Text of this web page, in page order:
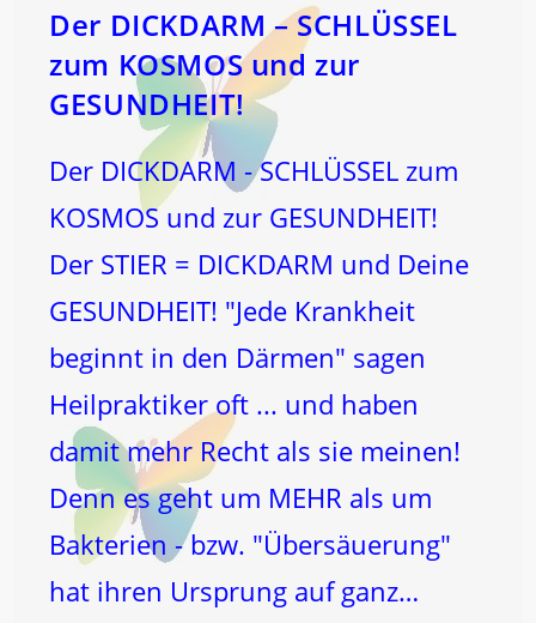
Der DICKDARM – SCHLÜSSEL
zum KOSMOS und zur
GESUNDHEIT!
Der DICKDARM - SCHLÜSSEL zum
KOSMOS und zur GESUNDHEIT!
Der STIER = DICKDARM und Deine
GESUNDHEIT! "Jede Krankheit
beginnt in den Därmen" sagen
Heilpraktiker oft ... und haben
damit mehr Recht als sie meinen!
Denn es geht um MEHR als um
Bakterien - bzw. "Übersäuerung"
hat ihren Ursprung auf ganz…